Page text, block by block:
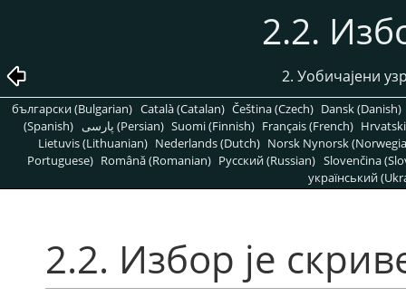
2.2.
2. Уобичајени
български (Bulgarian) Català (Catalan) Čeština (Czech) Dansk (Danish)
(Spanish)
پارسی (Persian) Suomi (Finnish) Français (French)
Lietuvis (Lithuanian) Nederlands (Dutch) Norsk Nynorsk
Portuguese) Română (Romanian) Pусский (Russian) Slovenčina
український
2.2. Избор је